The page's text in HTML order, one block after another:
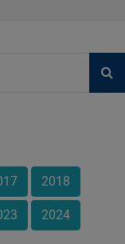
2018
2024